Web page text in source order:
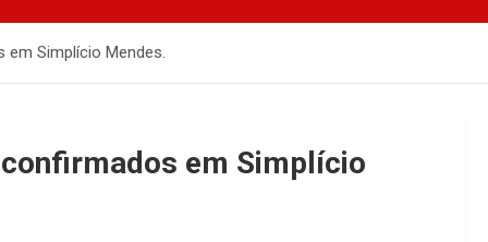
Simplício Mendes.
em Simplício